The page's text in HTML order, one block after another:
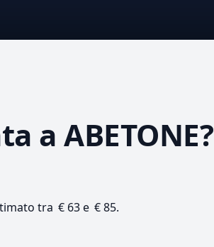
a ABETONE?
tra € 63 e € 85.